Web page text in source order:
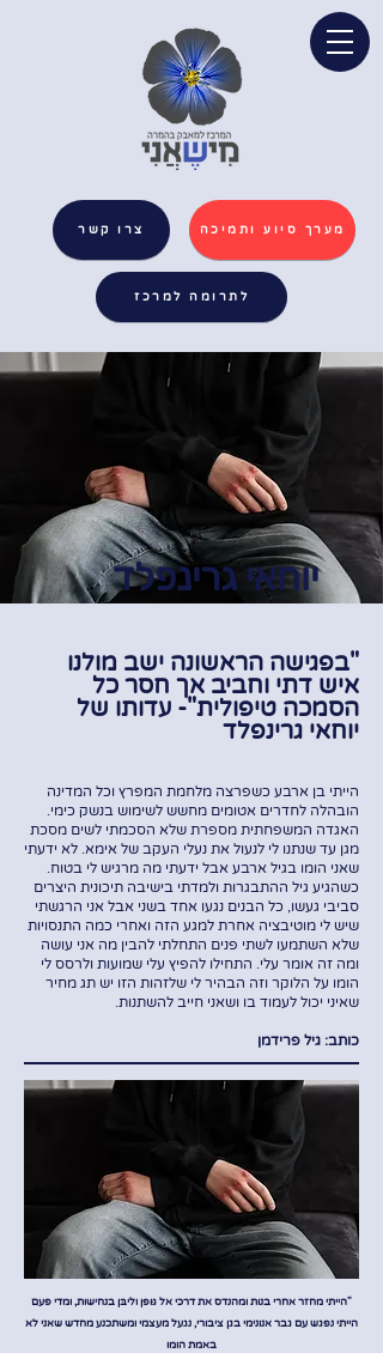
מערך סיוע ותמיכה צרו קשר
לתרומה למרכז
יוחאי גרינפלד
"בפגישה הראשונה ישב מולנו
איש דתי וחביב אך חסר כל
הסמכה טיפולית"- עדותו של
יוחאי גרינפלד
הייתי בן ארבע כשפרצה מלחמת המפרץ וכל המדינה
הובהלה לחדרים אטומים מחשש לשימוש בנשק כימי.
האגדה המשפחתית מספרת שלא הסכמתי לשים מסכת
מגן עד שנתנו לי לנעול את נעלי העקב של אימא. לא ידעתי
שאני הומו בגיל ארבע אבל ידעתי מה מרגיש לי בטוח.
כשהגיע גיל ההתבגרות ולמדתי בישיבה תיכונית היצרים
סביבי געשו, כל הבנים נגעו אחד בשני אבל אני הרגשתי
שיש לי מוטיבציה אחרת למגע הזה ואחרי כמה התנסויות
שלא השתמעו לשתי פנים התחלתי להבין מה אני עושה
ומה זה אומר עלי. התחילו להפיץ עלי שמועות ולרסס לי
הומו על הלוקר וזה הבהיר לי שלזהות הזו יש תג מחיר
שאיני יכול לעמוד בו ושאני חייב להשתנות.
כותב: גיל פרידמן
"הייתי מחזר אחרי בנות ומהנדס את דרכי אל גוּפן וליבּן בנחישות, ומדי פעם
הייתי נפגש עם גבר אנונימי בגן ציבורי, נגעל מעצמי ומשתכנע מחדש שאני לא
באמת הומו